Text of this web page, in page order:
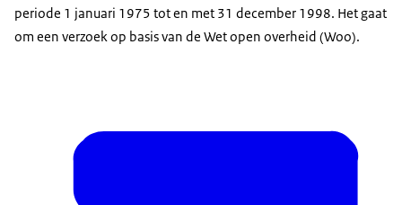
periode 1 januari 1975 tot en met 31 december 1998. Het gaat
om een verzoek op basis van de Wet open overheid (Woo).